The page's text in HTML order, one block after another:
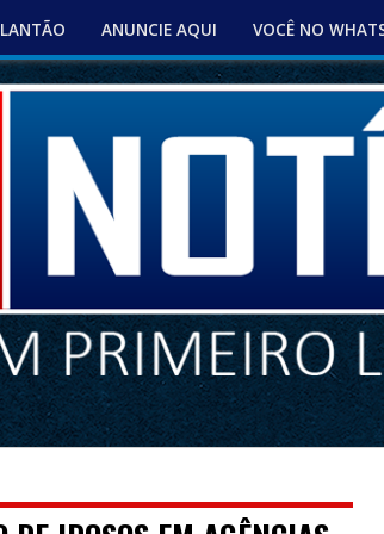
ANUNCIE AQUI VOCÊ NO